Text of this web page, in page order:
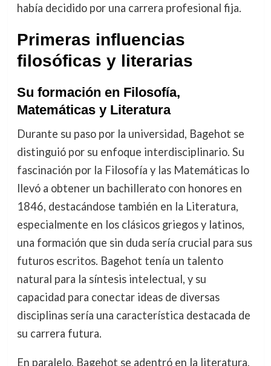
había decidido por una carrera profesional fija.
Primeras influencias
filosóficas y literarias
Su formación en Filosofía,
Matemáticas y Literatura
Durante su paso por la universidad, Bagehot se
distinguió por su enfoque interdisciplinario. Su
fascinación por la Filosofía y las Matemáticas lo
llevó a obtener un bachillerato con honores en
1846, destacándose también en la Literatura,
especialmente en los clásicos griegos y latinos,
una formación que sin duda sería crucial para sus
futuros escritos. Bagehot tenía un talento
natural para la síntesis intelectual, y su
capacidad para conectar ideas de diversas
disciplinas sería una característica destacada de
su carrera futura.
En paralelo, Bagehot se adentró en la literatura,